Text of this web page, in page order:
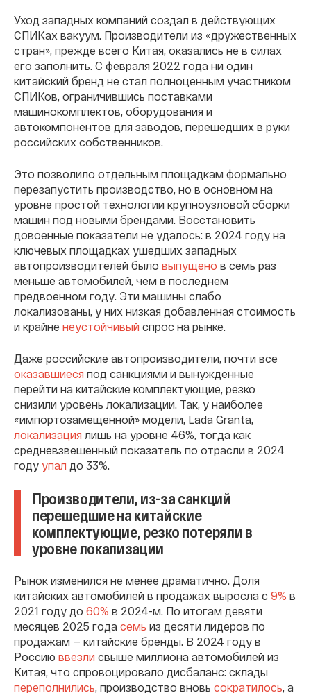
Уход западных компаний создал в действующих
СПИКах вакуум. Производители из «дружественных
стран», прежде всего Китая, оказались не в силах
его заполнить. С февраля 2022 года ни один
китайский бренд не стал полноценным участником
СПИКов, ограничившись поставками
машинокомплектов, оборудования и
автокомпонентов для заводов, перешедших в руки
российских собственников.
Это позволило отдельным площадкам формально
перезапустить производство, но в основном на
уровне простой технологии крупноузловой сборки
машин под новыми брендами. Восстановить
довоенные показатели не удалось: в 2024 году на
ключевых площадках ушедших западных
автопроизводителей было выпущено в семь раз
меньше автомобилей, чем в последнем
предвоенном году. Эти машины слабо
локализованы, у них низкая добавленная стоимость
и крайне неустойчивый спрос на рынке.
Даже российские автопроизводители, почти все
оказавшиеся под санкциями и вынужденные
перейти на китайские комплектующие, резко
снизили уровень локализации. Так, у наиболее
«импортозамещенной» модели, Lada Granta,
локализация лишь на уровне 46%, тогда как
средневзвешенный показатель по отрасли в 2024
году упал до 33%.
Производители, из-за санкций
перешедшие на китайские
комплектующие, резко потеряли в
уровне локализации
Рынок изменился не менее драматично. Доля
китайских автомобилей в продажах выросла с 9% в
2021 году до 60% в 2024-м. По итогам девяти
месяцев 2025 года семь из десяти лидеров по
продажам — китайские бренды. В 2024 году в
Россию ввезли свыше миллиона автомобилей из
Китая, что спровоцировало дисбаланс: склады
переполнились , производство вновь сократилось , а